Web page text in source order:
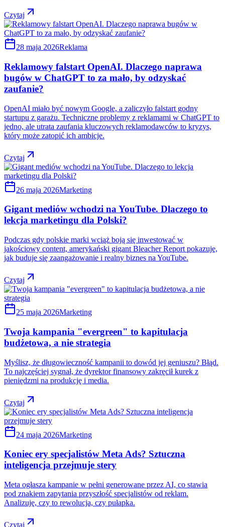
Czytaj
28 maja 2026Reklama
Reklamowy falstart OpenAI. Dlaczego naprawa
bugów w ChatGPT to za mało, by odzyskać
zaufanie?
OpenAI miało być nowym Google, a zaliczyło falstart godny
startupu z garażu. Techniczne problemy z reklamami w ChatGPT to
jedno, ale utrata zaufania kluczowych reklamodawców to kryzys,
który może zatopić ich ambicje.
Czytaj
26 maja 2026Marketing
Gigant mediów wchodzi na YouTube. Dlaczego to
lekcja marketingu dla Polski?
Podczas gdy polskie marki wciąż boją się inwestować w
jakościowy content, amerykański gigant Bleacher Report pokazuje,
jak buduje się zaangażowanie i realny biznes na YouTube.
Czytaj
25 maja 2026Marketing
Twoja kampania "evergreen" to kapitulacja
budżetowa, a nie strategia
Myślisz, że długowieczność kampanii to dowód jej geniuszu? Błąd.
To najczęściej sygnał, że dyrektor finansowy zakręcił kurek z
pieniędzmi na produkcję i media.
Czytaj
24 maja 2026Marketing
Koniec ery specjalistów Meta Ads? Sztuczna
inteligencja przejmuje stery
Meta ogłasza kampanie w pełni generowane przez AI, co stawia
pod znakiem zapytania przyszłość specjalistów od reklam.
Analizuję, czy to rewolucja, czy pułapka.
Czytaj